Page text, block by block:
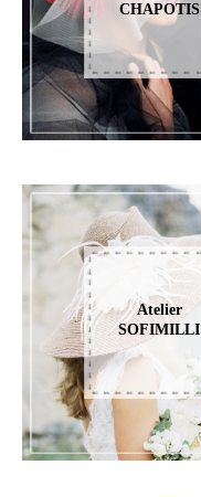
CHAPOTIS
Atelier
SOFIMILLI